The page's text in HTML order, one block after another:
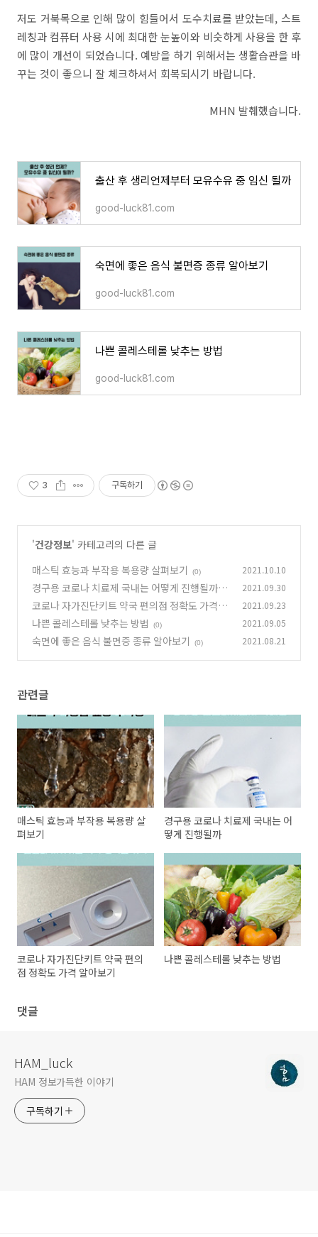
저도 거북목으로 인해 많이 힘들어서 도수치료를 받았는데, 스트
레칭과 컴퓨터 사용 시에 최대한 눈높이와 비슷하게 사용을 한 후
에 많이 개선이 되었습니다. 예방을 하기 위해서는 생활습관을 바
꾸는 것이 좋으니 잘 체크하셔서 회복되시기 바랍니다.
MHN 발췌했습니다.
출산 후 생리언제부터 모유수유 중 임신 될까
good-luck81.com
숙면에 좋은 음식 불면증 종류 알아보기
good-luck81.com
나쁜 콜레스테롤 낮추는 방법
good-luck81.com
3 구독하기
'건강정보' 카테고리의 다른 글
매스틱 효능과 부작용 복용량 살펴보기
(0) 2021.10.10
경구용 코로나 치료제 국내는 어떻게 진행될까
(0)
2021.09.30
코로나 자가진단키트 약국 편의점 정확도 가격 알
아보기 (0)
2021.09.23
나쁜 콜레스테롤 낮추는 방법 (0) 2021.09.05
숙면에 좋은 음식 불면증 종류 알아보기 (0) 2021.08.21
관련글
매스틱 효능과 부작용 복용량 살
펴보기
경구용 코로나 치료제 국내는 어
떻게 진행될까
코로나 자가진단키트 약국 편의
점 정확도 가격 알아보기
나쁜 콜레스테롤 낮추는 방법
댓글
HAM_luck
HAM 정보가득한 이야기
구독하기